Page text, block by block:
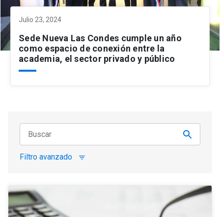
Julio 23, 2024
Sede Nueva Las Condes cumple un año
como espacio de conexión entre la
academia, el sector privado y público
Filtro avanzado filter_list